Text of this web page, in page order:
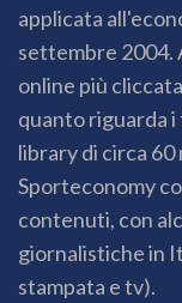
applicata
settembre 2004.
online più
quanto riguarda
library di circa 60
Sporteconomy
contenuti, con
giornalistiche in
stampata e tv).